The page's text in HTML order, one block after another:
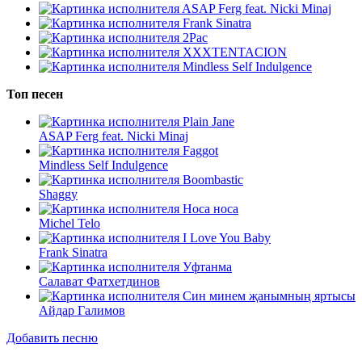
ASAP Ferg feat. Nicki Minaj
Frank Sinatra
2Pac
XXXTENTACION
Mindless Self Indulgence
Топ песен
Plain Jane
ASAP Ferg feat. Nicki Minaj
Faggot
Mindless Self Indulgence
Boombastic
Shaggy
Носа носа
Michel Telo
I Love You Baby
Frank Sinatra
Уфтанма
Салават Фатхетдинов
Син минем җанымның яртысы
Айдар Галимов
Добавить песню